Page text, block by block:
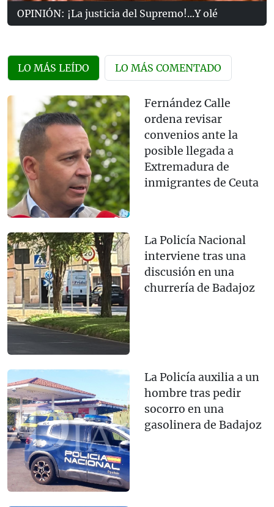
OPINIÓN: ¡La justicia del Supremo!...Y olé
LO MÁS LEÍDO LO MÁS COMENTADO
Fernández Calle
ordena revisar
convenios ante la
posible llegada a
Extremadura de
inmigrantes de Ceuta
La Policía Nacional
interviene tras una
discusión en una
churrería de Badajoz
La Policía auxilia a un
hombre tras pedir
socorro en una
gasolinera de Badajoz